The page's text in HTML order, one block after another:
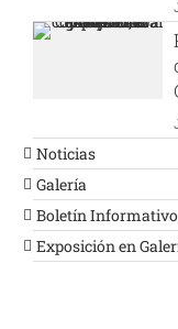
Noticias
Galería
Boletín Informativo
Exposición en